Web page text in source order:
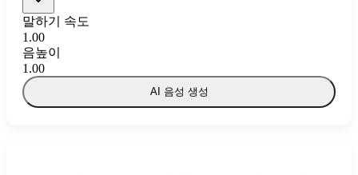
말하기 속도
1.00
음높이
1.00
AI 음성 생성